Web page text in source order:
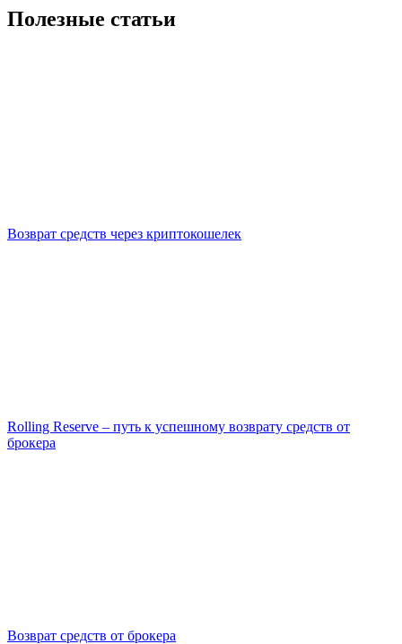
Полезные статьи
Возврат средств через криптокошелек
Rolling Reserve – путь к успешному возврату средств от
брокера
Возврат средств от брокера